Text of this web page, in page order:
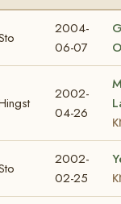
2004-
06-07
2002-
04-26
2002-
02-25